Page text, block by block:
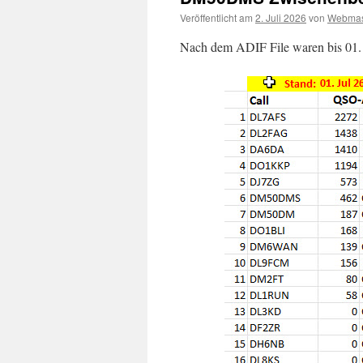
Veröffentlicht am 2. Juli 2026 von
Nach dem ADIF File waren bis